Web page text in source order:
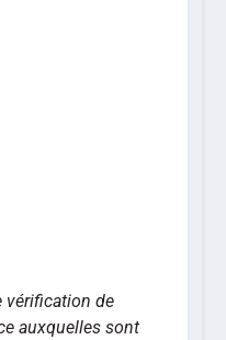
vérification de
auxquelles sont